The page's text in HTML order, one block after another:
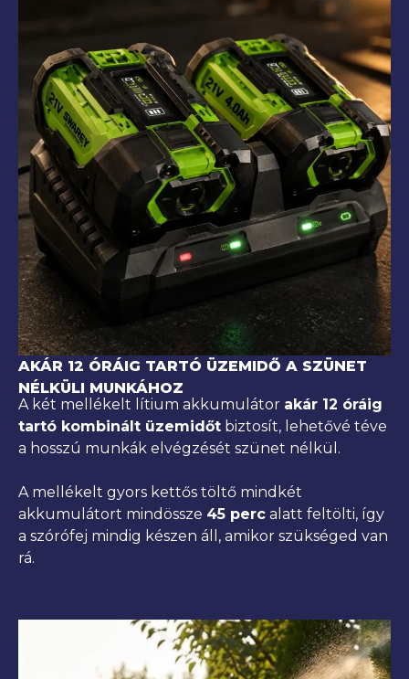
AKÁR 12 ÓRÁIG TARTÓ ÜZEMIDŐ A SZÜNET
NÉLKÜLI MUNKÁHOZ
A két mellékelt lítium akkumulátor akár 12 óráig
tartó kombinált üzemidőt biztosít, lehetővé téve
a hosszú munkák elvégzését szünet nélkül.
A mellékelt gyors kettős töltő mindkét
akkumulátort mindössze 45 perc alatt feltölti, így
a szórófej mindig készen áll, amikor szükséged van
rá.